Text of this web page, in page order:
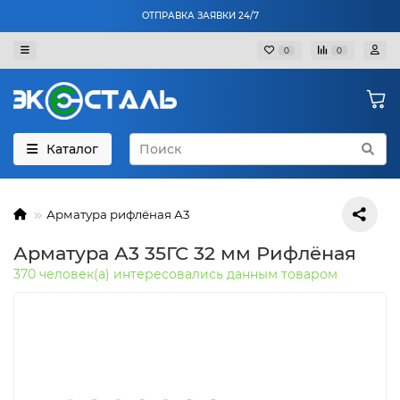
ОТПРАВКА ЗАЯВКИ 24/7
0 0
Каталог
Арматура рифлёная А3
Арматура А3 35ГС 32 мм Рифлёная
370 человек(а) интересовались данным товаром